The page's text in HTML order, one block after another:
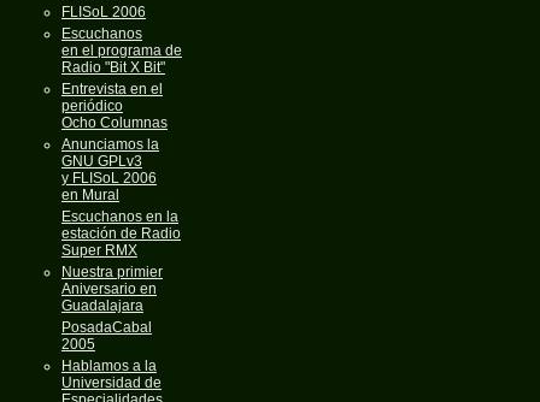
FLISoL 2006
Escuchanos
en el programa de
Radio "Bit X Bit"
Entrevista en el
periódico
Ocho Columnas
Anunciamos la
GNU GPLv3
y FLISoL 2006
en Mural
Escuchanos en la
estación de Radio
Super RMX
Nuestra primier
Aniversario en
Guadalajara
PosadaCabal
2005
Hablamos a la
Universidad de